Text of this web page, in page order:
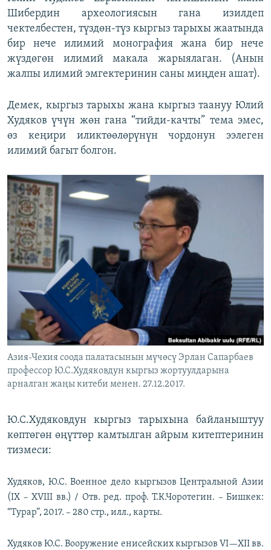
Шибердин археологиясын гана изилдеп
чектелбестен, түздөн-түз кыргыз тарыхы жаатында
бир нече илимий монография жана бир нече
жүздөгөн илимий макала жарыялаган. (Анын
жалпы илимий эмгектеринин саны миңден ашат).
Демек, кыргыз тарыхы жана кыргыз таануу Юлий
Худяков үчүн жөн гана “тийди-качты” тема эмес,
өз кеңири иликтөөлөрүнүн чордонун ээлеген
илимий багыт болгон.
Азия-Чехия соода палатасынын мүчөсү Эрлан Сапарбаев
профессор Ю.С.Худяковдун кыргыз жортуулдарына
арналган жаңы китеби менен. 27.12.2017.
Ю.С.Худяковдун кыргыз тарыхына байланыштуу
көптөгөн өңүттөр камтылган айрым китептеринин
тизмеси:
Худяков, Ю.С. Военное дело кыргызов Центральной Азии
(IX – XVIII вв.) / Отв. ред. проф. Т.К.Чоротегин. – Бишкек:
“Турар”, 2017. – 280 стр., илл., карты.
Худяков Ю.С. Вооружение енисейских кыргызов VI—XII вв.